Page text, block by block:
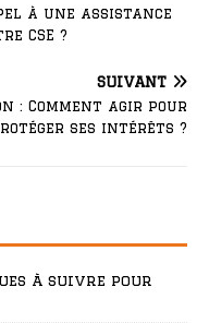
à une assistance
CSE ?
SUIVANT
: Comment agir pour
ses intérêts ?
à suivre pour